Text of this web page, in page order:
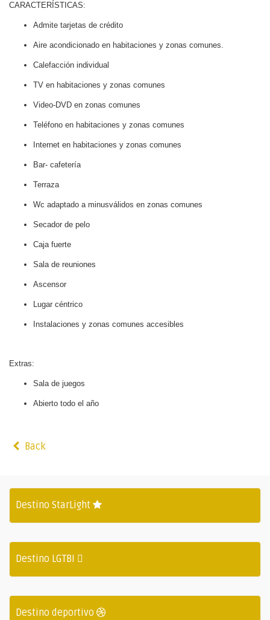
CARACTERÍSTICAS:
Admite tarjetas de crédito
Aire acondicionado en habitaciones y zonas comunes.
Calefacción individual
TV en habitaciones y zonas comunes
Video-DVD en zonas comunes
Teléfono en habitaciones y zonas comunes
Internet en habitaciones y zonas comunes
Bar- cafetería
Terraza
Wc adaptado a minusválidos en zonas comunes
Secador de pelo
Caja fuerte
Sala de reuniones
Ascensor
Lugar céntrico
Instalaciones y zonas comunes accesibles
Extras:
Sala de juegos
Abierto todo el año
Back
Destino StarLight
Destino LGTBI
Destino deportivo